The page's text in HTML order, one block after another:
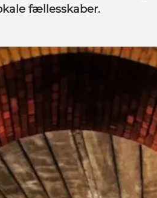
fællesskaber.